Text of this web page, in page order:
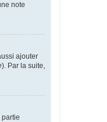
note
ajouter
). Par la suite,
partie